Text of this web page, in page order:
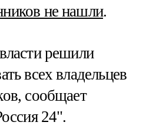
не нашли.
решили
всех владельцев
сообщает
24".